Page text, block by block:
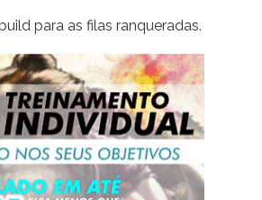
para as filas ranqueradas.